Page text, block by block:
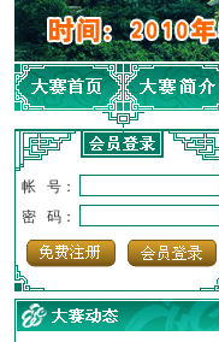
帐 号：
密 码：